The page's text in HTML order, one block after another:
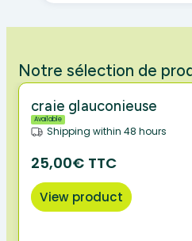
Notre sélection de
craie glauconieuse
Available
Shipping within 48 hours
25,00€ TTC
View product